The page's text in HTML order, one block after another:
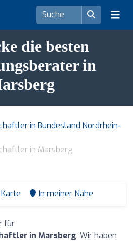
die besten
in
in Bundesland Nordrhein-
in Marsberg
Karte In meiner Nähe
für
in Marsberg. Wir haben